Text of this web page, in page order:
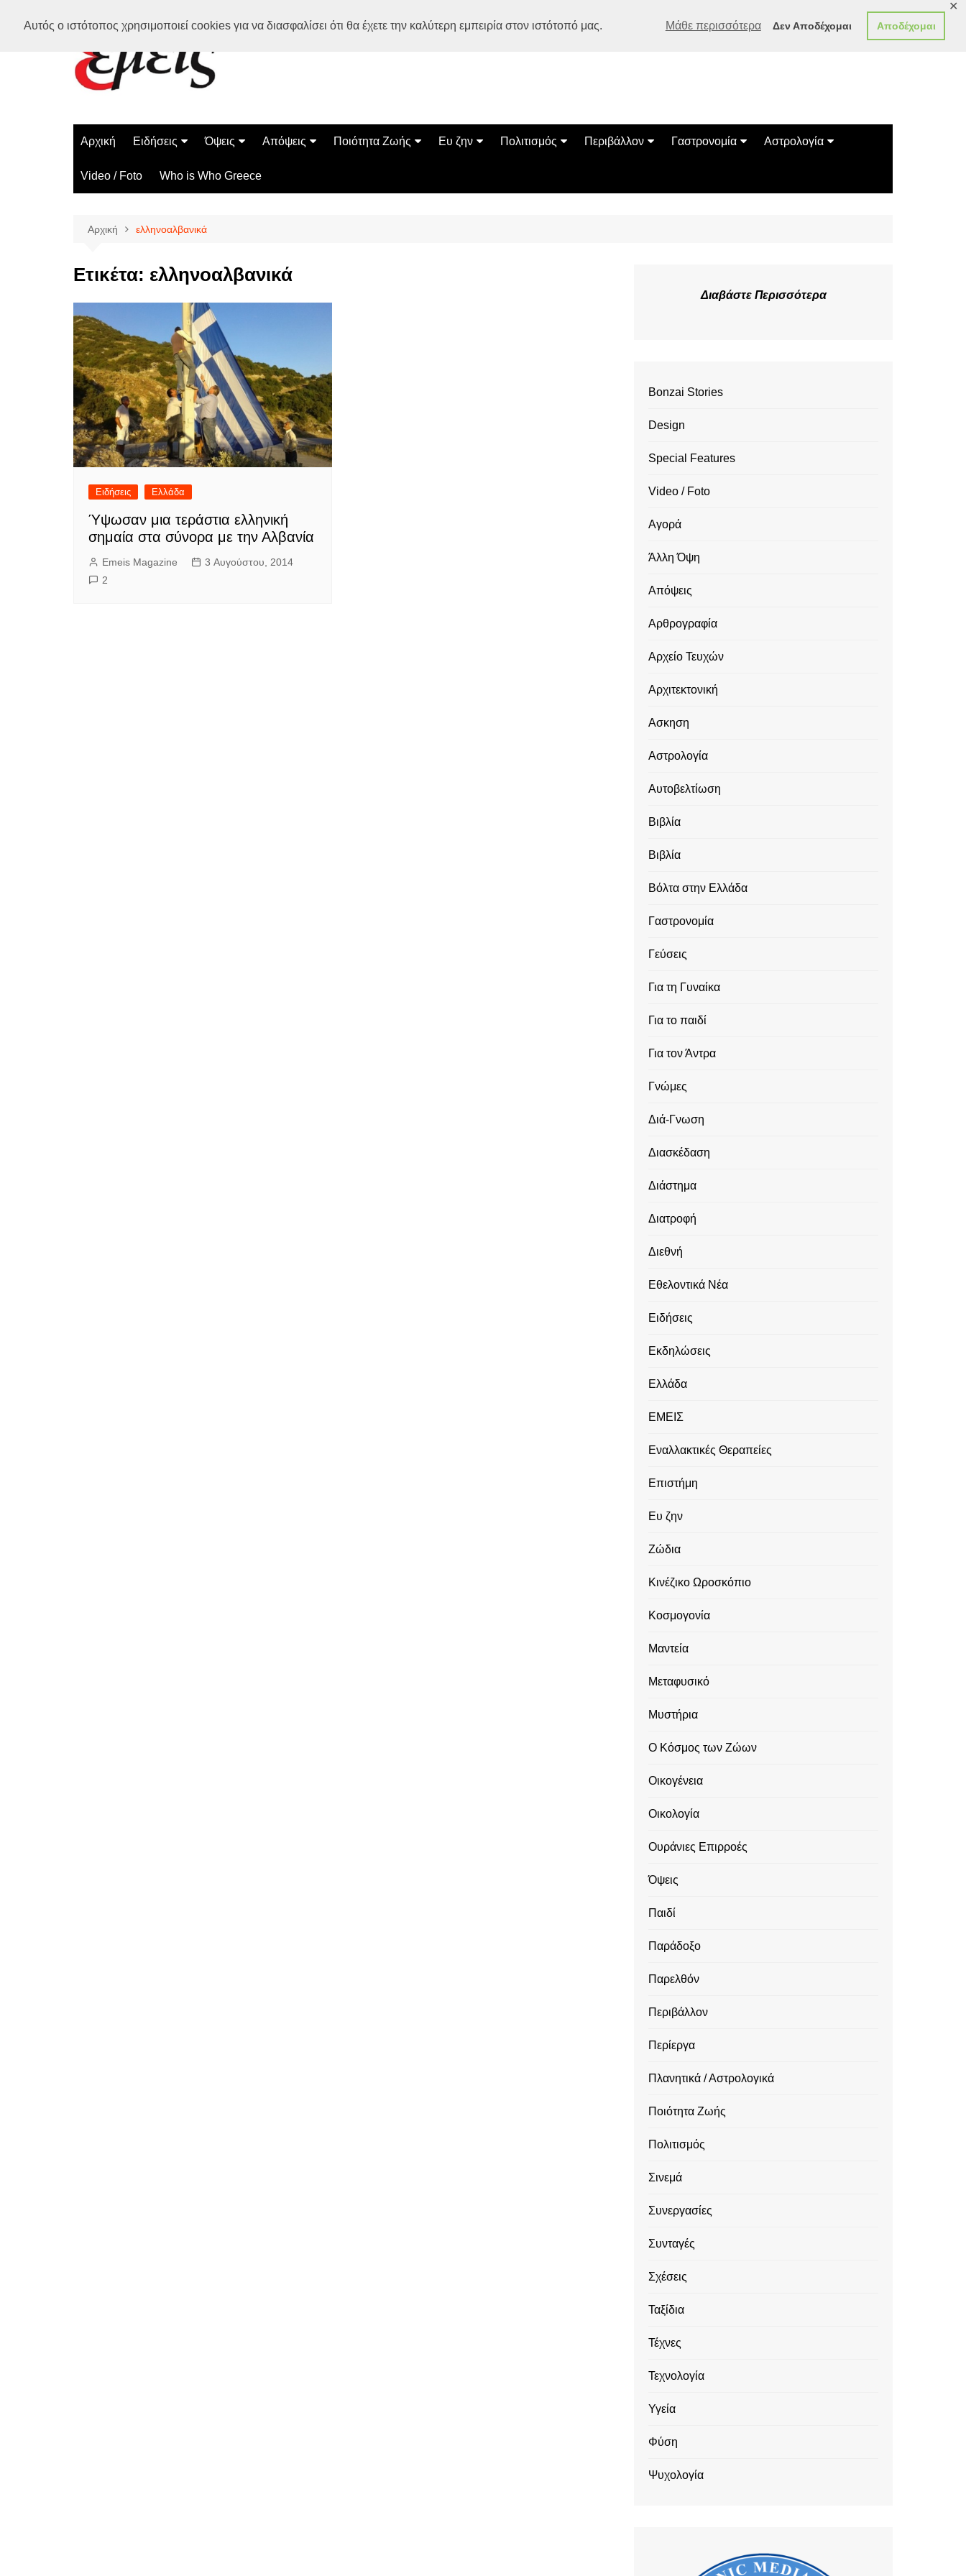
Αυτός ο ιστότοπος χρησιμοποιεί cookies για να διασφαλίσει ότι θα έχετε την καλύτερη εμπειρία στον ιστότοπό μας. Μάθε περισσότερα Δεν Αποδέχομαι Αποδέχομαι
✕
Αρχική Ειδήσεις
Ελλάδα
Διεθνή
Όψεις
Διάστημα
Επιστήμη
Περίεργα
Απόψεις
Αρθρογραφία
Ποιότητα Ζωής
Ασκηση
Ευ ζην
Αυτοβελτίωση
Πολιτισμός
Εκδηλώσεις
Περιβάλλον
Οικολογία
Γαστρονομία
Συνταγές
Αστρολογία
Κινέζικο Ωροσκόπιο
Video / Foto Who is Who Greece
Αρχική ελληνοαλβανικά
Ετικέτα: ελληνοαλβανικά
Ειδήσεις Ελλάδα
Ύψωσαν μια τεράστια ελληνική
σημαία στα σύνορα με την Αλβανία
Emeis Magazine
3 Αυγούστου, 2014
2
Διαβάστε Περισσότερα
Bonzai Stories
Design
Special Features
Video / Foto
Αγορά
Άλλη Όψη
Απόψεις
Αρθρογραφία
Αρχείο Τευχών
Αρχιτεκτονική
Ασκηση
Αστρολογία
Αυτοβελτίωση
Βιβλία
Βιβλία
Βόλτα στην Ελλάδα
Γαστρονομία
Γεύσεις
Για τη Γυναίκα
Για το παιδί
Για τον Άντρα
Γνώμες
Διά-Γνωση
Διασκέδαση
Διάστημα
Διατροφή
Διεθνή
Εθελοντικά Νέα
Ειδήσεις
Εκδηλώσεις
Ελλάδα
ΕΜΕΙΣ
Εναλλακτικές Θεραπείες
Επιστήμη
Ευ ζην
Ζώδια
Κινέζικο Ωροσκόπιο
Κοσμογονία
Μαντεία
Μεταφυσικό
Μυστήρια
Ο Κόσμος των Ζώων
Οικογένεια
Οικολογία
Ουράνιες Επιρροές
Όψεις
Παιδί
Παράδοξο
Παρελθόν
Περιβάλλον
Περίεργα
Πλανητικά / Αστρολογικά
Ποιότητα Ζωής
Πολιτισμός
Σινεμά
Συνεργασίες
Συνταγές
Σχέσεις
Ταξίδια
Τέχνες
Τεχνολογία
Υγεία
Φύση
Ψυχολογία